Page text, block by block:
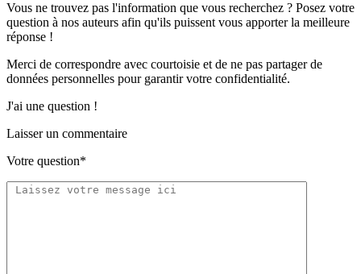
Vous ne trouvez pas l'information que vous recherchez ? Posez votre
question à nos auteurs afin qu'ils puissent vous apporterla meilleure
réponse !
Merci de correspondre avec courtoisie et de ne pas partagerde
données personnelles pour garantir votre confidentialité.
J'ai une question !
Laisser un commentaire
Votre question*